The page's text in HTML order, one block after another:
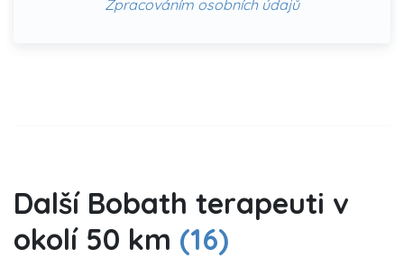
Zpracováním osobních údajů
Další Bobath terapeuti v
okolí 50 km (16)